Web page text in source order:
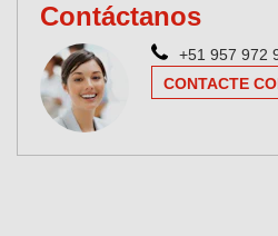
Contáctanos
+51 957 972
CONTACTE